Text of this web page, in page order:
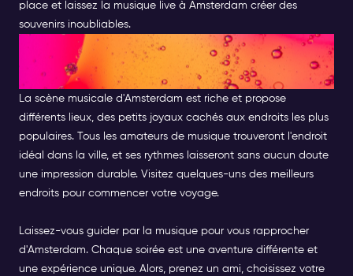
place et laissez la musique live à Amsterdam créer des
souvenirs inoubliables.
EMBRASSER LA MÉLODIE :
VOTRE SOIRÉE À AMSTERDAM
La scène musicale d'Amsterdam est riche et propose
différents lieux, des petits joyaux cachés aux endroits les plus
populaires. Tous les amateurs de musique trouveront l'endroit
idéal dans la ville, et ses rythmes laisseront sans aucun doute
une impression durable. Visitez quelques-uns des meilleurs
endroits pour commencer votre voyage.
Laissez-vous guider par la musique pour vous rapprocher
d'Amsterdam. Chaque soirée est une aventure différente et
une expérience unique. Alors, prenez un ami, choisissez votre